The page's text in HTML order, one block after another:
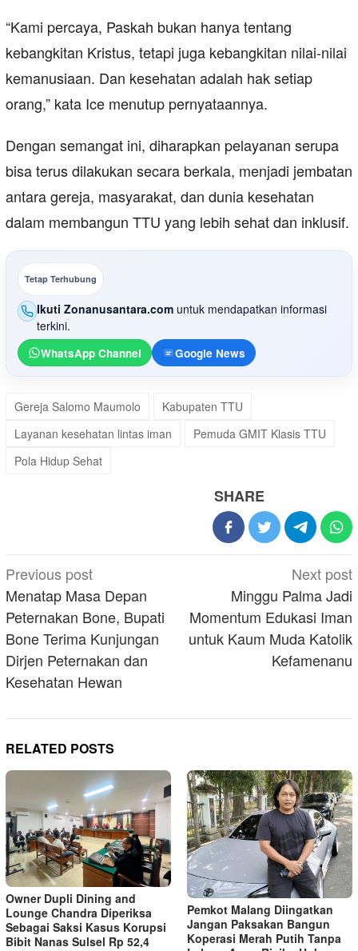
“Kami percaya, Paskah bukan hanya tentang
kebangkitan Kristus, tetapi juga kebangkitan nilai-nilai
kemanusiaan. Dan kesehatan adalah hak setiap
orang,” kata Ice menutup pernyataannya.
Dengan semangat ini, diharapkan pelayanan serupa
bisa terus dilakukan secara berkala, menjadi jembatan
antara gereja, masyarakat, dan dunia kesehatan
dalam membangun TTU yang lebih sehat dan inklusif.
Tetap Terhubung
Ikuti Zonanusantara.com untuk mendapatkan informasi
terkini.
WhatsApp Channel Google News
Gereja Salomo Maumolo
Kabupaten TTU
Layanan kesehatan lintas iman
Pemuda GMIT Klasis TTU
Pola Hidup Sehat
SHARE
Post
navigation
Previous post
Menatap Masa Depan
Peternakan Bone, Bupati
Bone Terima Kunjungan
Dirjen Peternakan dan
Kesehatan Hewan
Next post
Minggu Palma Jadi
Momentum Edukasi Iman
untuk Kaum Muda Katolik
Kefamenanu
RELATED POSTS
Owner Dupli Dining and
Lounge Chandra Diperiksa
Sebagai Saksi Kasus Korupsi
Bibit Nanas Sulsel Rp 52,4
Pemkot Malang Diingatkan
Jangan Paksakan Bangun
Koperasi Merah Putih Tanpa